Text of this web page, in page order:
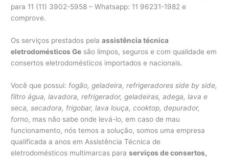
para 11 (11) 3902-5958 – Whatsapp: 11 96231-1982 e
comprove.
Os serviços prestados pelaassistência técnica
eletrodomésticos Ge são limpos, seguros e com qualidade em
consertos eletrodomésticos importados e nacionais.
Você que possui: fogão, geladeira, refrigeradores side by side,
filtro água, lavadora, refrigerador, geladeiras, adega, lava e
seca, secadora, frigobar, lava louça, cooktop, depurador,
forno, mas não sabe onde levá-lo, em caso de mau
funcionamento, nós temos a solução, somos uma empresa
qualificada a anos em Assistência Técnica de
eletrodomésticos multimarcas paraserviços de consertos,